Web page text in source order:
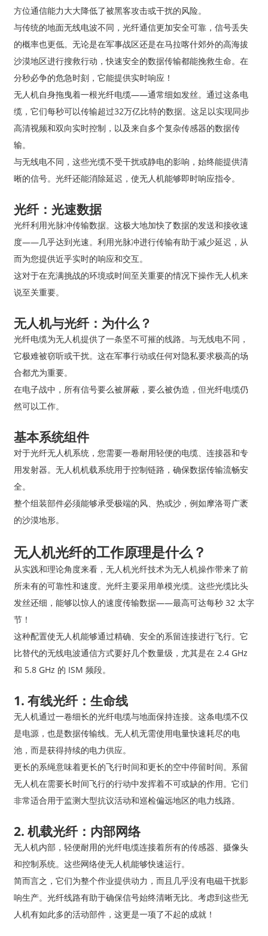
方位通信能力大大降低了被黑客攻击或干扰的风险。
与传统的地面无线电波不同，光纤通信更加安全可靠，信号丢失
的概率也更低。无论是在军事战区还是在马拉喀什郊外的高海拔
沙漠地区进行搜救行动，快速安全的数据传输都能挽救生命。在
分秒必争的危急时刻，它能提供实时响应！
无人机自身拖曳着一根光纤电缆——通常细如发丝。通过这条电
缆，它们每秒可以传输超过32万亿比特的数据。这足以实现同步
高清视频和双向实时控制，以及来自多个复杂传感器的数据传
输。
与无线电不同，这些光缆不受干扰或静电的影响，始终能提供清
晰的信号。光纤还能消除延迟，使无人机能够即时响应指令。
光纤：光速数据
光纤利用光脉冲传输数据。这极大地加快了数据的发送和接收速
度——几乎达到光速。利用光脉冲进行传输有助于减少延迟，从
而为您提供近乎实时的响应和交互。
这对于在充满挑战的环境或时间至关重要的情况下操作无人机来
说至关重要。
无人机与光纤：为什么？
光纤电缆为无人机提供了一条坚不可摧的线路。与无线电不同，
它极难被窃听或干扰。这在军事行动或任何对隐私要求极高的场
合都尤为重要。
在电子战中，所有信号要么被屏蔽，要么被伪造，但光纤电缆仍
然可以工作。
基本系统组件
对于光纤无人机系统，您需要一卷耐用轻便的电缆、连接器和专
用发射器。无人机机载系统用于控制链路，确保数据传输流畅安
全。
整个组装部件必须能够承受极端的风、热或沙，例如摩洛哥广袤
的沙漠地形。
无人机光纤的工作原理是什么？
从实践和理论角度来看，无人机光纤技术为无人机操作带来了前
所未有的可靠性和速度。光纤主要采用单模光缆。这些光缆比头
发丝还细，能够以惊人的速度传输数据——最高可达每秒 32 太字
节！
这种配置使无人机能够通过精确、安全的系留连接进行飞行。它
比替代的无线电波通信方式要好几个数量级，尤其是在 2.4 GHz
和 5.8 GHz 的 ISM 频段。
1. 有线光纤：生命线
无人机通过一卷细长的光纤电缆与地面保持连接。这条电缆不仅
是电源，也是数据传输线。无人机无需使用电量快速耗尽的电
池，而是获得持续的电力供应。
更长的系绳意味着更长的飞行时间和更长的空中停留时间。系留
无人机在需要长时间飞行的行动中发挥着不可或缺的作用。它们
非常适合用于监测大型抗议活动和巡检偏远地区的电力线路。
2. 机载光纤：内部网络
无人机内部，轻便耐用的光纤电缆连接着所有的传感器、摄像头
和控制系统。这些网络使无人机能够快速运行。
简而言之，它们为整个作业提供动力，而且几乎没有电磁干扰影
响生产。光纤线路有助于确保信号始终清晰无比。考虑到这些无
人机有如此多的活动部件，这更是一项了不起的成就！